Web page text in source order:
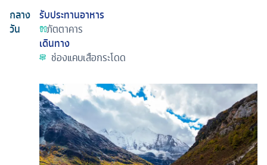
กลาง
วัน
รับประทานอาหาร
ภัตตาคาร
เดินทาง
ช่องแคบเสือกระโดด